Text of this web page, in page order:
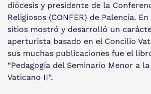
diócesis y presidente de la
Religiosos (CONFER) de Palencia.
sitios mostró y desarrolló un
aperturista basado en el Concilio
sus muchas publicaciones fue el
“Pedagogía del Seminario Menor a
Vaticano II”.